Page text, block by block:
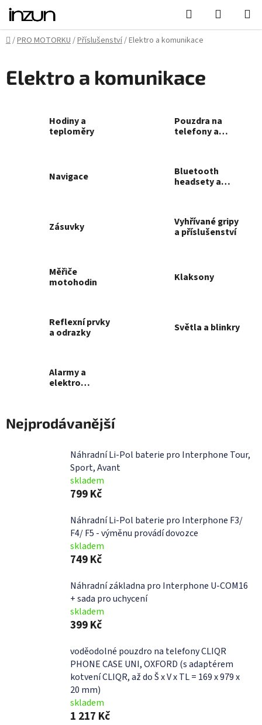
Přejít
obsah
Hledat
KOŠÍK
Domů
/PRO MOTORKU/Příslušenství/Elektro a komunikace
Elektro a komunikace
Hodiny a
teploměry
Pouzdra na
telefony a
Navigace
Bluetooth
headsety a
Zásuvky
Vyhřívané gripy
a příslušenství
Měřiče
motohodin
Klaksony
Reflexní prvky
a odrazky
Světla a blinkry
Alarmy a
elektro
Nejprodávanější
Náhradní Li-Pol baterie pro Interphone Tour,
Sport, Avant
skladem
799 Kč
Náhradní Li-Pol baterie pro Interphone F3/
F4/ F5 - výměnu provádí dovozce
skladem
749 Kč
Náhradní základna pro Interphone U-COM16
+ sada pro uchycení
skladem
399 Kč
voděodolné pouzdro na telefony CLIQR
PHONE CASE UNI, OXFORD (s adaptérem
kotvení CLIQR, až do Š x V x TL = 169 x 979 x
20 mm)
skladem
1 217 Kč